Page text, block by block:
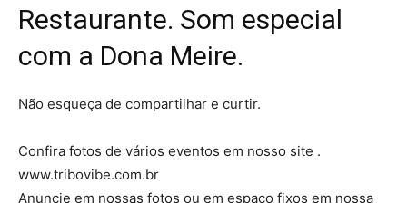
Restaurante. Som especial
com a Dona Meire.
Não esqueça de compartilhar e curtir.
Confira fotos de vários eventos em nosso site .
www.tribovibe.com.br
Anuncie em nossas fotos ou em espaço fixos em nossa